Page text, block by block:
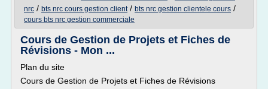
nrc / bts nrc cours gestion client/ bts nrc gestion clientele cours /
cours bts nrc gestion commerciale
Cours de Gestion de Projets et Fiches de
Révisions - Mon ...
Plan du site
Cours de Gestion de Projets et Fiches de Révisions